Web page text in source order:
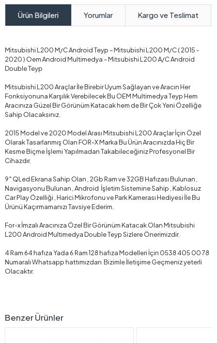
Ürün Bilgileri Yorumlar Kargo ve Teslimat
Mitsubishi L200 M/C Android Teyp – Mitsubishi L200 M/C ( 2015 -
2020 ) Oem Android Multimedya – Mitsubishi L200 A/C Android
Double Teyp
Mitsubishi L200 Araçlar İle Birebir Uyum Sağlayan ve Aracın Her
Fonksiyonuna Karşılık Verebilecek Bu OEM Multimedya Teyp Hem
Aracınıza Güzel Bir Görünüm Katacak hem de Bir Çok Yeni Özelliğe
Sahip Olacaksınız.
2015 Model ve 2020 Model Arası Mitsubishi L200 Araçlar İçin Özel
Olarak Tasarlanmış Olan FOR-X Marka Bu Ürün Aracınızda Hiç Bir
Kesme Biçme İşlemi Yapılmadan Takabileceğiniz Profesyonel Bir
Cihazdır.
9″ QLed Ekrana Sahip Olan , 2Gb Ram ve 32GB Hafızası Bulunan ,
Navigasyonu Bulunan , Android İşletim Sistemine Sahip , Kablosuz
Car Play Özelliği , Harici Mikrofonu ve Park Kamerası Hediyesi İle Bu
Ürünü Kaçırmamanızı Tavsiye Ederim.
For-x İmzalı Aracınıza Özel Bir Görünüm Katacak Olan Mitsubishi
L200 Android Multimedya Double Teyp Sizlere Önerimizdir.
4 Ram 64 hafıza Yada 6 Ram 128 hafıza Modelleri İçin 0538 405 00 78
Numaralı Whatsapp hattımızdan Bizimle İletişime Geçmeniz yeterli
Olacaktır.
Benzer Ürünler